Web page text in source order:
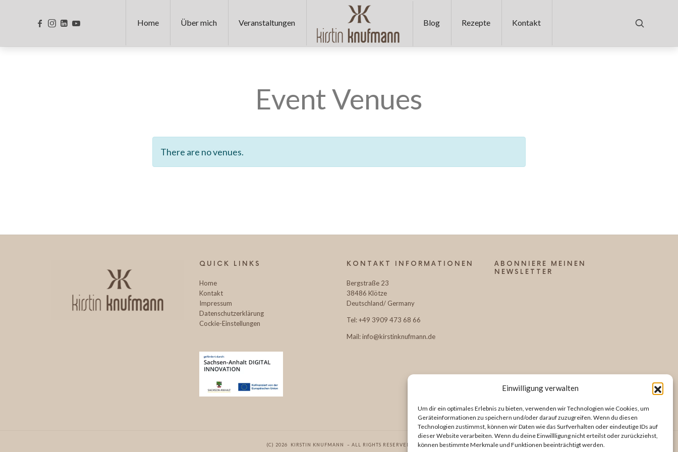
Einwilligung verwalten
Um dir ein optimales Erlebnis zu bieten, verwenden wir Technologien wie Cookies, um
Geräteinformationen zu speichern und/oder darauf zuzugreifen. Wenn du diesen
Technologien zustimmst, können wir Daten wie das Surfverhalten oder eindeutige IDs auf
dieser Website verarbeiten. Wenn du deine Einwillligung nicht erteilst oder zurückziehst,
können bestimmte Merkmale und Funktionen beeinträchtigt werden.
Home Über mich Veranstaltungen
KIRSTIN
Blog Rezepte Kontakt
Event Venues
There are no venues.
QUICK LINKS
Home
Kontakt
Impressum
Datenschutzerklärung
Cockie-Einstellungen
KONTAKT INFORMATIONEN
Bergstraße 23
38486 Klötze
Deutschland/ Germany
Tel: +49 3909 473 68 66
Mail: info@kirstinknufmann.de
ABONNIERE MEINEN
NEWSLETTER
(C) 2026 KIRSTIN KNUFMANN – ALL RIGHTS RESERVED.